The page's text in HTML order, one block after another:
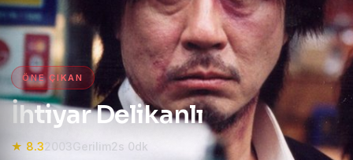
ÖNE ÇIKAN
İhtiyar Delikanlı
★ 8.32003 Gerilim2s 0dk